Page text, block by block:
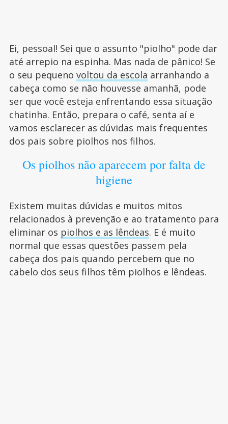
Ei, pessoal! Sei que o assunto "piolho" pode dar
até arrepio na espinha. Mas nada de pânico! Se
o seu pequeno voltou da escola arranhando a
cabeça como se não houvesse amanhã, pode
ser que você esteja enfrentando essa situação
chatinha. Então, prepara o café, senta aí e
vamos esclarecer as dúvidas mais frequentes
dos pais sobre piolhos nos filhos.
Os piolhos não aparecem por falta de
higiene
Existem muitas dúvidas e muitos mitos
relacionados à prevenção e ao tratamento para
eliminar os piolhos e as lêndeas. E é muito
normal que essas questões passem pela
cabeça dos pais quando percebem que no
cabelo dos seus filhos têm piolhos e lêndeas.